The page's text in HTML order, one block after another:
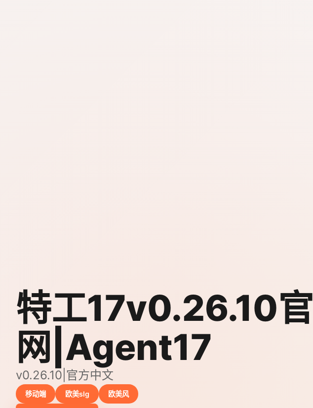
特工17v0.26.10官
网|Agent17
v0.26.10|官方中文
移动端 欧美slg 欧美风